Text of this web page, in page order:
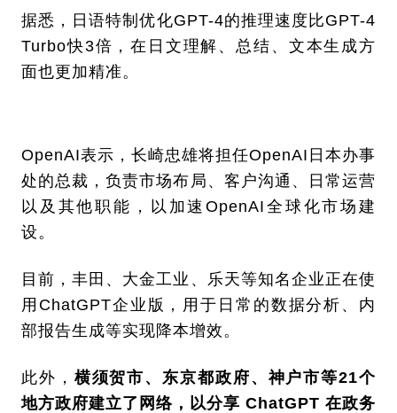
据悉，日语特制优化GPT-4的推理速度比GPT-4
Turbo快3倍，在日文理解、总结、文本生成方
面也更加精准。
OpenAI表示，长崎忠雄将担任OpenAI日本办事
处的总裁，负责市场布局、客户沟通、日常运营
以及其他职能，以加速OpenAI全球化市场建
设。
目前，丰田、大金工业、乐天等知名企业正在使
用ChatGPT企业版，用于日常的数据分析、内
部报告生成等实现降本增效。
此外， 横须贺市、东京都政府、神户市等21个
地方政府建立了网络，以分享 ChatGPT 在政务